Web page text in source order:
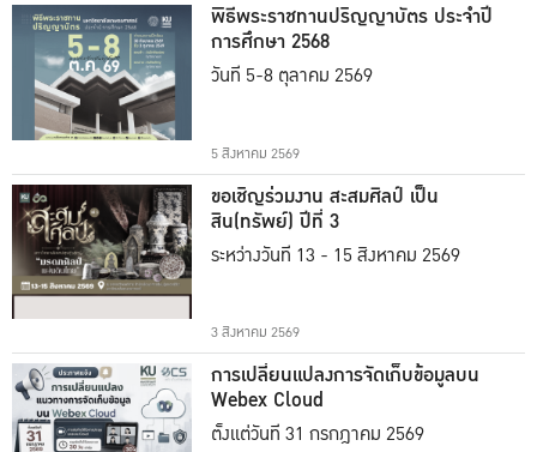
พิธีพระราชทานปริญญาบัตร ประจำปี
การศึกษา 2568
วันที่ 5-8 ตุลาคม 2569
5 สิงหาคม 2569
ขอเชิญร่วมงาน สะสมศิลป์ เป็น
สิน(ทรัพย์) ปีที่ 3
ระหว่างวันที่ 13 - 15 สิงหาคม 2569
3 สิงหาคม 2569
การเปลี่ยนแปลงการจัดเก็บข้อมูลบน
Webex Cloud
ตั้งแต่วันที่ 31 กรกฎาคม 2569